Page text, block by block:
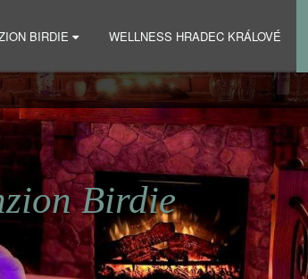
BIRDIE WELLNESS HRADEC KRÁLOVÉ
Birdie